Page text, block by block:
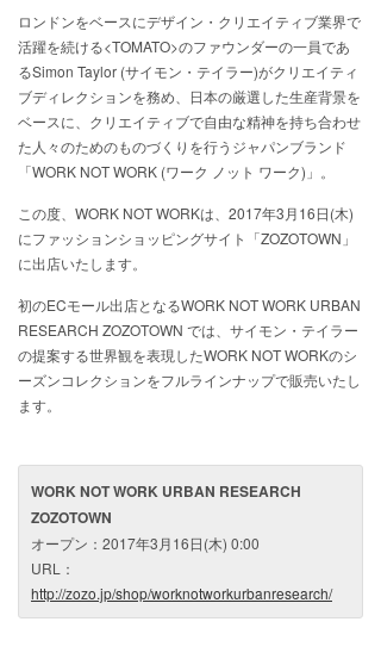
ロンドンをベースにデザイン・クリエイティブ業界で
活躍を続ける<TOMATO>のファウンダーの一員であ
るSimon Taylor (サイモン・テイラー)がクリエイティ
ブディレクションを務め、日本の厳選した生産背景を
ベースに、クリエイティブで自由な精神を持ち合わせ
た人々のためのものづくりを行うジャパンブランド
「WORK NOT WORK (ワーク ノット ワーク)」。
この度、WORK NOT WORKは、2017年3月16日(木)
にファッションショッピングサイト「ZOZOTOWN」
に出店いたします。
初のECモール出店となるWORK NOT WORK URBAN
RESEARCH ZOZOTOWN では、サイモン・テイラー
の提案する世界観を表現したWORK NOT WORKのシ
ーズンコレクションをフルラインナップで販売いたし
ます。
WORK NOT WORK URBAN RESEARCH
ZOZOTOWN
オープン：2017年3月16日(木) 0:00
URL：
http://zozo.jp/shop/worknotworkurbanresearch/